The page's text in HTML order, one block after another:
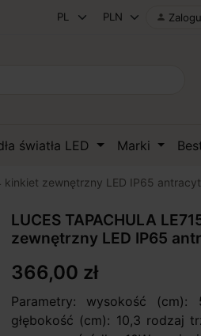

światła LED Marki
kinkiet zewnętrzny LED IP65 antracyt
LUCES TAPACHULA
zewnętrzny LED IP65
366,00 zł
Parametry: wysokość
głębokość (cm): 10,3 rodzaj